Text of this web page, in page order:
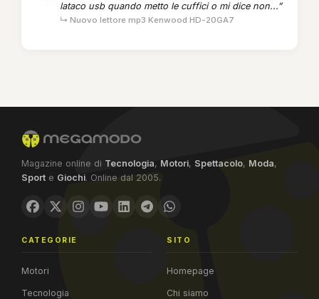
lataco usb quando metto le cuffici o mi dice non...”
↳ Nuovo lettore mp3 Kenwood HD-20GA7
Magazine online di Tecnologia, Motori, Spettacolo, Moda,
Sport e Giochi. Online dal 2005.
CATEGORIE
Motori
Tecnologia
SITO
Homepage
Chi siamo